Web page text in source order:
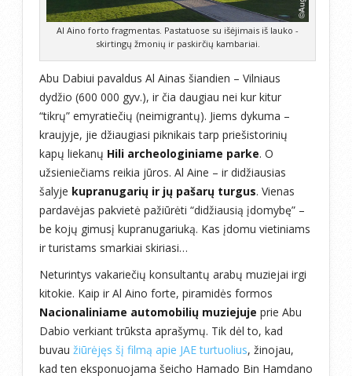
Al Aino forto fragmentas. Pastatuose su išėjimais iš lauko -
skirtingų žmonių ir paskirčių kambariai.
Abu Dabiui pavaldus Al Ainas šiandien – Vilniaus
dydžio (600 000 gyv.), ir čia daugiau nei kur kitur
“tikrų” emyratiečių (neimigrantų). Jiems dykuma –
kraujyje, jie džiaugiasi piknikais tarp priešistorinių
kapų liekanų Hili archeologiniame parke. O
užsieniečiams reikia jūros. Al Aine – ir didžiausias
šalyje kupranugarių ir jų pašarų turgus. Vienas
pardavėjas pakvietė pažiūrėti “didžiausią įdomybę” –
be kojų gimusį kupranugariuką. Kas įdomu vietiniams
ir turistams smarkiai skiriasi…
Neturintys vakariečių konsultantų arabų muziejai irgi
kitokie. Kaip ir Al Aino forte, piramidės formos
Nacionaliniame automobilių muziejuje prie Abu
Dabio verkiant trūksta aprašymų. Tik dėl to, kad
buvau žiūrėjęs šį filmą apie JAE turtuolius, žinojau,
kad ten eksponuojama šeicho Hamado Bin Hamdano